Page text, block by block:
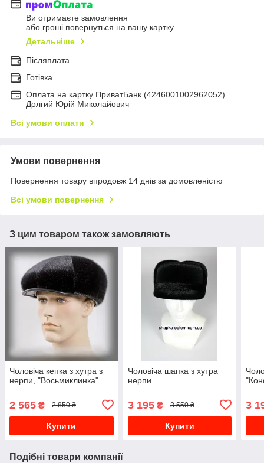
Ви отримаєте замовлення
або гроші повернуться на вашу картку
Детальніше
Післяплата
Готівка
Оплата на картку ПриватБанк (4246001002962052)
Долгий Юрій Миколайович
Всі умови оплати
Умови повернення
Повернення товару впродовж 14 днів за домовленістю
Всі умови повернення
З цим товаром також замовляють
Чоловіча кепка з хутра з
нерпи, "Восьмиклинка".
2 565 ₴ 2 850 ₴
Купити
Чоловіча шапка з хутра
нерпи
3 195₴ 3 550 ₴
Купити
3
Подібні товари компанії